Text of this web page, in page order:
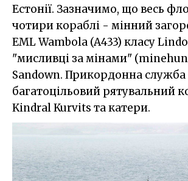
Естонії. Зазначимо, що весь
чотири кораблі - мінний
EML Wambola (A433) класу
"мисливці за мінами"
Sandown. Прикордонна
багатоцільовий рятувальний
Kindral Kurvits та катери.